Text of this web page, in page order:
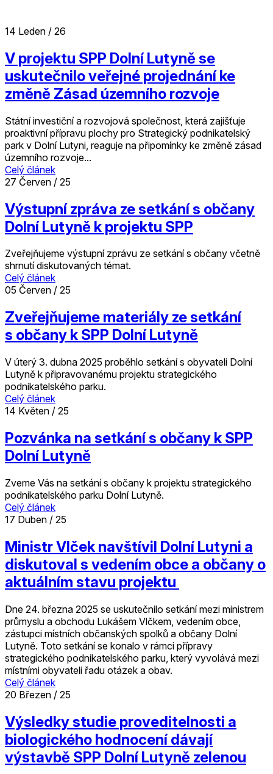
14 Leden / 26
V projektu SPP Dolní Lutyně se
uskutečnilo veřejné projednání ke
změně Zásad územního rozvoje
Státní investiční a rozvojová společnost, která zajišťuje
proaktivní přípravu plochy pro Strategický podnikatelský
park v Dolní Lutyni, reaguje na připomínky ke změně zásad
územního rozvoje...
Celý článek
27 Červen / 25
Výstupní zpráva ze setkání s občany
Dolní Lutyně k projektu SPP
Zveřejňujeme výstupní zprávu ze setkání s občany včetně
shrnutí diskutovaných témat.
Celý článek
05 Červen / 25
Zveřejňujeme materiály ze setkání
s občany k SPP Dolní Lutyně
V úterý 3. dubna 2025 proběhlo setkání s obyvateli Dolní
Lutyně k připravovanému projektu strategického
podnikatelského parku.
Celý článek
14 Květen / 25
Pozvánka na setkání s občany k SPP
Dolní Lutyně
Zveme Vás na setkání s občany k projektu strategického
podnikatelského parku Dolní Lutyně.
Celý článek
17 Duben / 25
Ministr Vlček navštívil Dolní Lutyni a
diskutoval s vedením obce a občany o
aktuálním stavu projektu
Dne 24. března 2025 se uskutečnilo setkání mezi ministrem
průmyslu a obchodu Lukášem Vlčkem, vedením obce,
zástupci místních občanských spolků a občany Dolní
Lutyně. Toto setkání se konalo v rámci přípravy
strategického podnikatelského parku, který vyvolává mezi
místními obyvateli řadu otázek a obav.
Celý článek
20 Březen / 25
Výsledky studie proveditelnosti a
biologického hodnocení dávají
výstavbě SPP Dolní Lutyně zelenou